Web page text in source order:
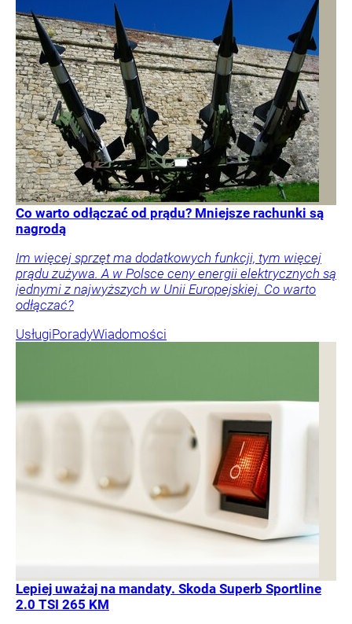
Co warto odłączać od prądu? Mniejsze rachunki są
nagrodą
Im więcej sprzęt ma dodatkowych funkcji, tym więcej
prądu zużywa. A w Polsce ceny energii elektrycznych są
jednymi z najwyższych w Unii Europejskiej. Co warto
odłączać?
UsługiPoradyWiadomości
Lepiej uważaj na mandaty. Skoda Superb Sportline
2.0 TSI 265 KM